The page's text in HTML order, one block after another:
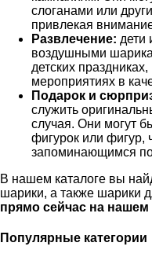
слоганами или
привлекая
Развлечение: дети
воздушными
детских
мероприятиях в
Подарок и
служить
случая. Они могут
фигурок или фигур,
запоминающимся
В нашем каталоге вы
шарики, а также шарики
прямо сейчас на нашем
Популярные категории